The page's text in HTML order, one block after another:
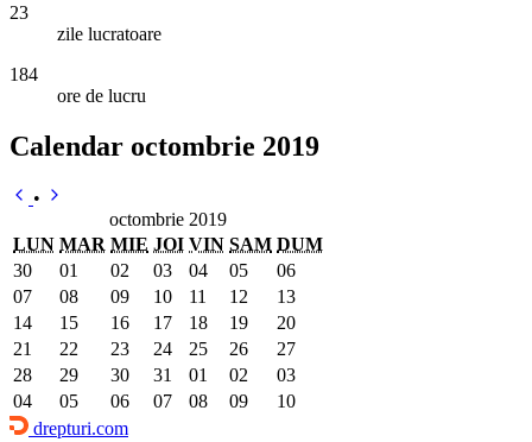
23
zile lucratoare
184
ore de lucru
Calendar octombrie 2019
•
octombrie 2019
LUN MAR MIE JOI VIN SAM DUM
30
01 02 03 04 05
06
07
08 09 10 11 12
13
14
15 16 17 18 19
20
21
22 23 24 25 26
27
28
29 30 31 01 02
03
04
05 06 07 08 09
10
drepturi.com